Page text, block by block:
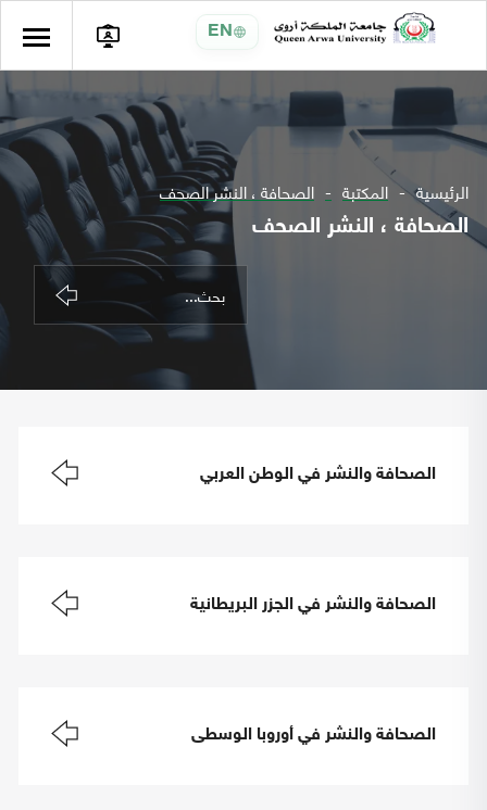
EN
الرئيسية المكتبة الصحافة ، النشر الصحف
الصحافة ، النشر الصحف
الصحافة والنشر في الوطن العربي
الصحافة والنشر في الجزر البريطانية
الصحافة والنشر في أوروبا الوسطى